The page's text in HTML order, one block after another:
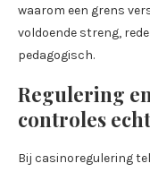
waarom een grens
voldoende streng,
pedagogisch.
Regulering
controles
Bij casinoregulering